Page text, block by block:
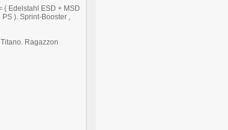
( Edelstahl ESD + MSD
). Sprint-Booster ,
Ragazzon